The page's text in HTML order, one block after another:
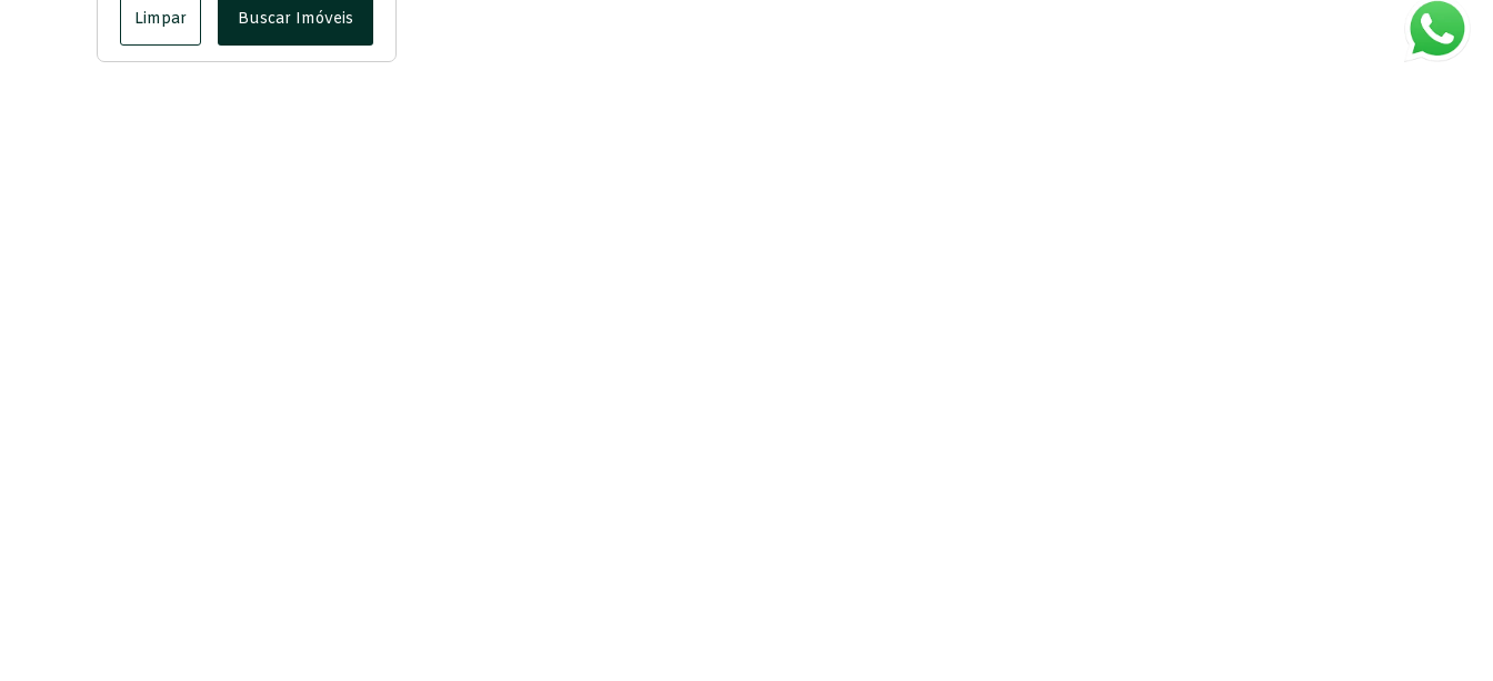
Limpar Buscar Imóveis